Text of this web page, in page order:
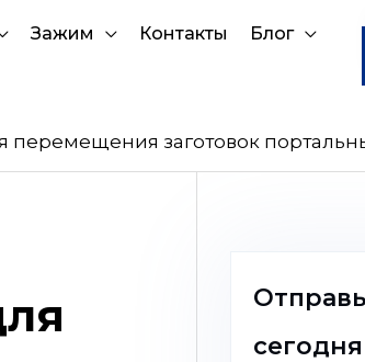
Зажим Контакты Блог
перемещения заготовок
сегодня